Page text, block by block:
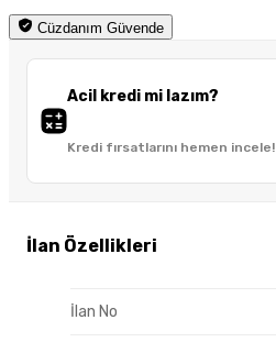
Cüzdanım Güvende
Acil kredi mi lazım?
Kredi fırsatlarını hemen incele!
İlan Özellikleri
İlan No